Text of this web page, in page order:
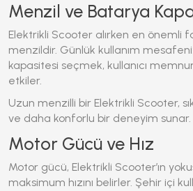
Menzil ve Batarya
Elektrikli Scooter alırken en önemli
menzildir. Günlük kullanım
kapasitesi seçmek, kullanıcı
etkiler.
Uzun menzilli bir Elektrikli Scooter,
ve daha konforlu bir deneyim sunar.
Motor Gücü ve Hız
Motor gücü, Elektrikli Scooter’ın
maksimum hızını belirler. Şehir içi